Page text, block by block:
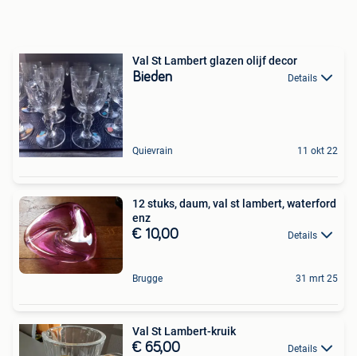
Val St Lambert glazen olijf decor
Bieden Details
Quievrain 11 okt 22
12 stuks, daum, val st lambert, waterford
enz
€ 10,00 Details
Brugge 31 mrt 25
Val St Lambert-kruik
€ 65,00 Details